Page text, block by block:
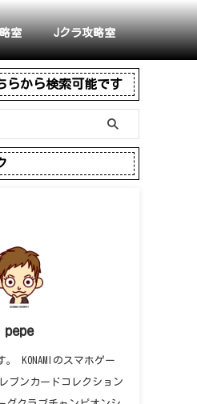
室 Jクラ攻略室
らから検索可能です
pepe
KONAMIのスマホゲー
ブンカードコレクション